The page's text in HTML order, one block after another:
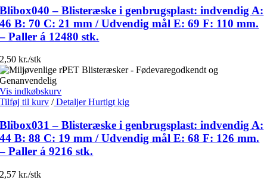
Blibox040 – Blisteræske i genbrugsplast: indvendig A:
46 B: 70 C: 21 mm / Udvendig mål E: 69 F: 110 mm.
– Paller á 12480 stk.
2,50 kr./stk
Vis indkøbskurv
Tilføj til kurv /DetaljerHurtigt kig
Blibox031 – Blisteræske i genbrugsplast: indvendig A:
44 B: 88 C: 19 mm / Udvendig mål E: 68 F: 126 mm.
– Paller á 9216 stk.
2,57 kr./stk